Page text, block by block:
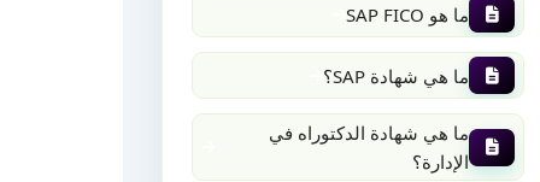
ما هو SAP FICO
ما هي شهادة SAP؟
ما هي شهادة الدكتوراه في
الإدارة؟